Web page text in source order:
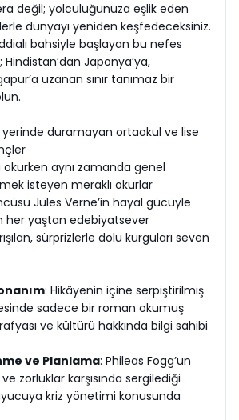
değil; yolculuğunuza eşlik eden
dünyayı yeniden keşfedeceksiniz.
bahsiyle başlayan bu nefes
Japonya’ya,
uzanan sınır tanımaz bir
duramayan ortaokul ve lise
okurken aynı zamanda genel
isteyen meraklı okurlar
Jules Verne’in hayal gücüyle
her yaştan edebiyatsever
sürprizlerle dolu kurguları seven
: Hikâyenin içine serpiştirilmiş
sadece bir roman okumuş
ve kültürü hakkında bilgi sahibi
ve Planlama: Phileas Fogg’un
zorluklar karşısında sergilediği
kriz yönetimi konusunda